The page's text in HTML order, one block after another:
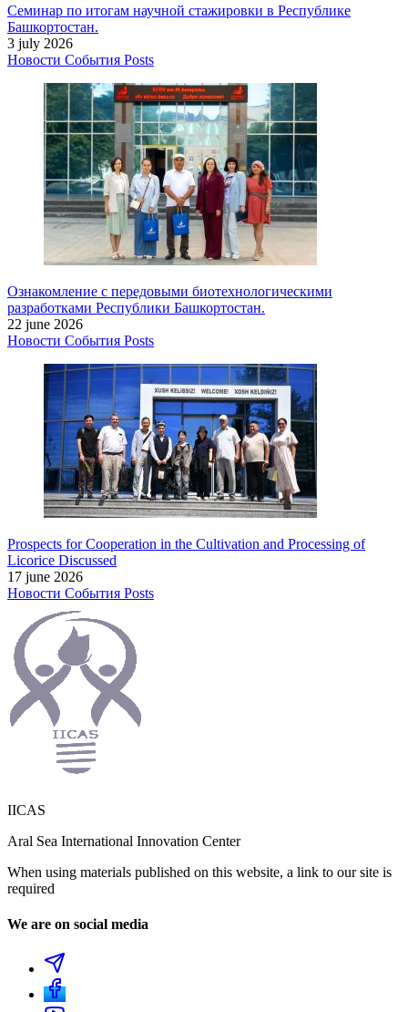
Семинар по итогам научной стажировки в Республике
Башкортостан.
3 july 2026
Новости События Posts
Ознакомление с передовыми биотехнологическими
разработками Республики Башкортостан.
22 june 2026
Новости События Posts
Prospects for Cooperation in the Cultivation and Processing of
Licorice Discussed
17 june 2026
Новости События Posts
IICAS
Aral Sea International Innovation Center
When using materials published on this website, a link to our site is
required
We are on social media